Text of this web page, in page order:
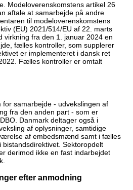
Modeloverenskomstens artikel 26
aftale at samarbejde på andre
til modeloverenskomstens
(EU) 2021/514/EU af 22. marts
virkning fra den 1. januar 2024 en
fælles kontroller, som supplerer
er implementeret i dansk ret
Fælles kontroller er omtalt
samarbejde - udvekslingen af
fra den anden part - som er
Danmark deltager også i
af oplysninger, samtidige
af embedsmænd samt i fælles
Sektoropdelt
derimod ikke en fast indarbejdet
efter anmodning